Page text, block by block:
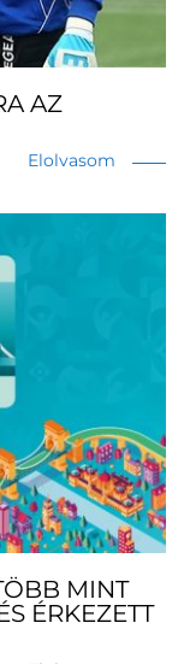
AZ
Elolvasom
MINT
ÉRKEZETT